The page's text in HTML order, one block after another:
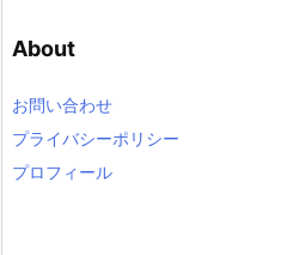
g
r
About
お問い合わせ
プライバシーポリシー
プロフィール